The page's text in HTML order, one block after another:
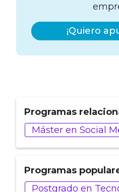
¡Quiero
Programas
Máster en Social
Programas
Postgrado en